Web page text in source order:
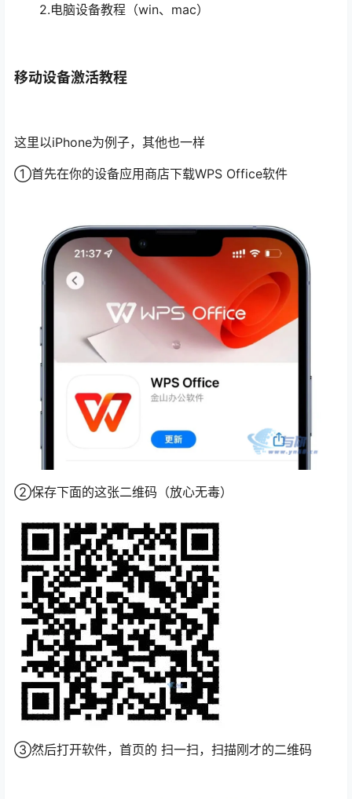
2.电脑设备教程（win、mac）
移动设备激活教程
这里以iPhone为例子，其他也一样
①首先在你的设备应用商店下载WPS Office软件
②保存下面的这张二维码（放心无毒）
③然后打开软件，首页的 扫一扫，扫描刚才的二维码